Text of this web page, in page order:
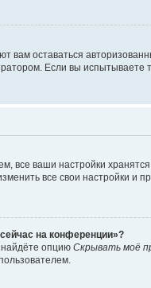
вам оставаться
Если вы
все ваши настройки
все свои настройки и
на конференции»?
опцию Скрывать моё